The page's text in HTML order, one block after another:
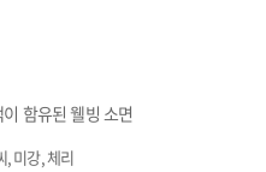
함유된 웰빙 소면
, 미강, 체리